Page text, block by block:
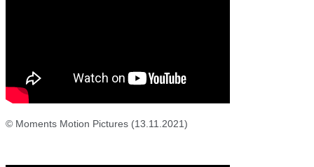
© Moments Motion Pictures (13.11.2021)